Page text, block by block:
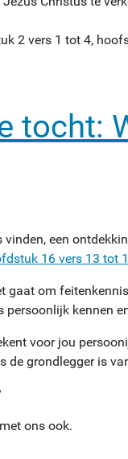
2 vers 1 tot 4,
tocht:
een
16 vers 13 tot
gaat om
kennen
voor jou
de grondlegger is
ons ook.